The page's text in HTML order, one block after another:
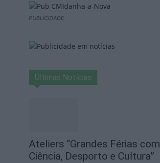
PUBLICIDADE
Últimas Notícias
Ateliers “Grandes Férias com
Ciência, Desporto e Cultura”